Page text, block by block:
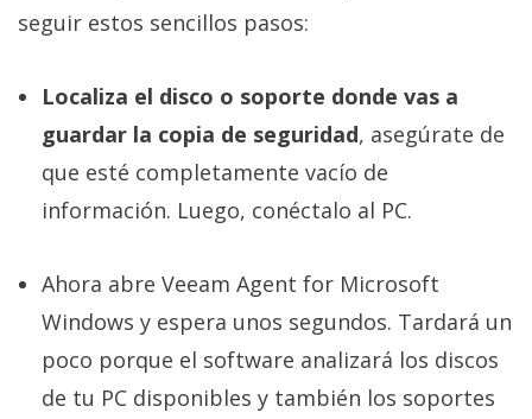
seguir estos sencillos pasos:
Localiza el disco o soporte donde vas a
guardar la copia de seguridad, asegúrate de
que esté completamente vacío de
información. Luego, conéctalo al PC.
Ahora abre Veeam Agent for Microsoft
Windows y espera unos segundos. Tardará un
poco porque el software analizará los discos
de tu PC disponibles y también los soportes